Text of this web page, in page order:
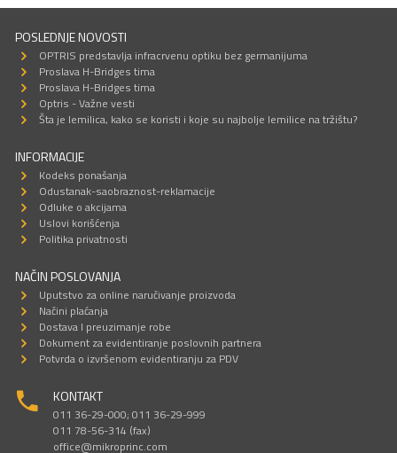
POSLEDNJE NOVOSTI
OPTRIS predstavlja infracrvenu optiku bez germanijuma
Proslava H-Bridges tima
Proslava H-Bridges tima
Optris - Važne vesti
Šta je lemilica, kako se koristi i koje su najbolje lemilice na tržištu?
INFORMACIJE
Kodeks ponašanja
Odustanak-saobraznost-reklamacije
Odluke o akcijama
Uslovi korišćenja
Politika privatnosti
NAČIN POSLOVANJA
Uputstvo za online naručivanje proizvoda
Načini plaćanja
Dostava I preuzimanje robe
Dokument za evidentiranje poslovnih partnera
Potvrda o izvršenom evidentiranju za PDV
KONTAKT
011 36-29-000; 011 36-29-999
011 78-56-314 (fax)
office@mikroprinc.com